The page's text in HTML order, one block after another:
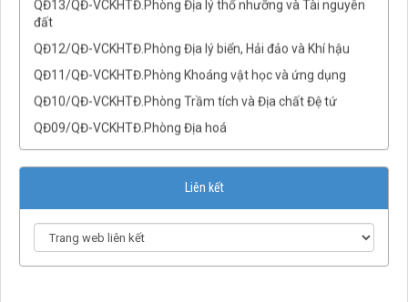
đất
QĐ07/QĐ-VCKHTĐ.TTNC Karst và Môi trường tự nhiên
QĐ06/QĐ-VCKHTĐ.TTNC thiên tai địa chất và Geomatic
QĐ05/QĐ-VCKHTĐ.Phòng ĐKT và PTCN
QĐ04/QĐ-VCKHTĐ.Phòng Kiến tạo và Địa động lực
Liên kết